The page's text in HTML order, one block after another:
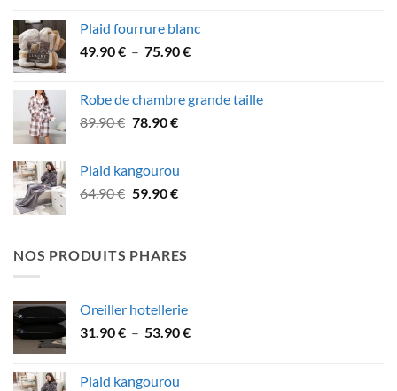
était :
99.90 €.
est :
89.90 €.
Plaid fourrure blanc
49.90€ – 75.90€Plage
49.90 €
Robe de chambre grande taille
89.90€ Le
était :
89.90 €.
78.90€Le
est :
78.90 €.
Plaid kangourou
64.90€ Le
était :
64.90 €.
59.90€Le
est :
59.90 €.
NOS PRODUITS PHARES
Oreiller hotellerie
31.90€ – 53.90€Plage
Plaid kangourou